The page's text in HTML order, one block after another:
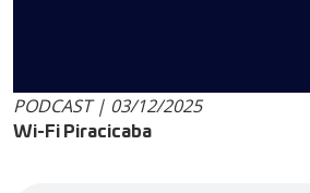
PODCAST | 03/12/2025
Wi-Fi Piracicaba